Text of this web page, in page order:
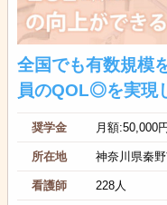
全国でも有数規模
員のQOL◎を実現
奨学金 月額:50,000
所在地 神奈川県秦
看護師 228人